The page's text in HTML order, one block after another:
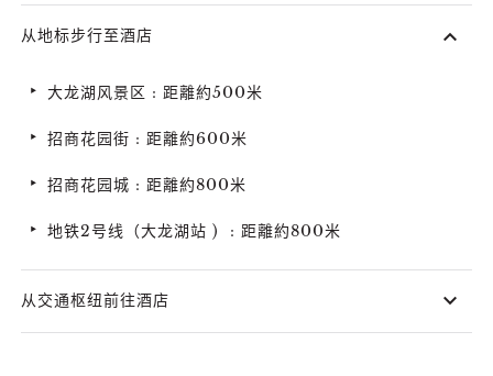
从地标步行至酒店
大龙湖风景区 : 距離約500米
招商花园街 : 距離約600米
招商花园城 : 距離約800米
地铁2号线（大龙湖站 ) : 距離約800米
从交通枢纽前往酒店